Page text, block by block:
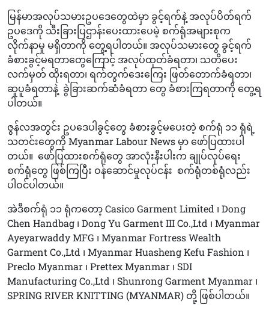
မြန်မာအလုပ်သမားဥပဒေတွေထဲမှာ ခွင့်ရက်နဲ့ အလုပ်ပိတ်ရက်
ဥပဒေကို သီးခြားပြဌာန်းပေးထားပေမဲ့ စက်ရုံအများစုက
လိုက်နာမှု မရှိတာကို တွေ့ရပါတယ်။ အလုပ်သမားတွေ ခွင့်ရက်
ခံစားခွင့်မရတာတွေကြောင့် အလုပ်ထုတ်ခံရတာ၊ သတိပေး
လက်မှတ် ထိုးရတာ၊ ရက်တွက်ဒေးကြေး ဖြတ်တောက်ခံရတာ၊
ဆူပူခံရတာနဲ့ ခွဲခြားဆက်ဆံခံရတာ တွေ ခံစားကြရတာကို တွေ့ရ
ပါတယ်။
ဇွန်လအတွင်း ဥပဒေပါခွင့်တွေ ခံစားခွင့်မပေးတဲ့ စက်ရုံ ၁၁ ရုံရဲ့
သတင်းတွေကို Myanmar Labour News မှာ ဖော်ပြထားပါ
တယ်။ ဖော်ပြထားစက်ရုံတွေ အာလုံးနီးပါးက ချုပ်လုပ်ရေး
စက်ရုံတွေ ဖြစ်ကြပြီး ဝန်ဆောင်မှုလုပ်ငန်း စက်ရုံတစ်ရုံလည်း
ပါဝင်ပါတယ်။
အဲဒီစက်ရုံ ၁၁ ရုံကတော့ Casico Garment Limited ၊ Dong
Chen Handbag ၊ Dong Yu Garment III Co.,Ltd ၊ Myanmar
Ayeyarwaddy MFG ၊ Myanmar Fortress Wealth
Garment Co.,Ltd ၊ Myanmar Huasheng Kefu Fashion ၊
Preclo Myanmar ၊ Prettex Myanmar ၊ SDI
Manufacturing Co.,Ltd ၊ Shunrong Garment Myanmar ၊
SPRING RIVER KNITTING (MYANMAR) တို့ ဖြစ်ပါတယ်။